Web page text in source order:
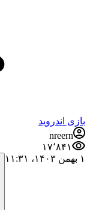
بازی اندروید
nreern
۱۷٬۸۴۱
۱ بهمن ۱۴۰۳،‏ ۱۱:۳۱